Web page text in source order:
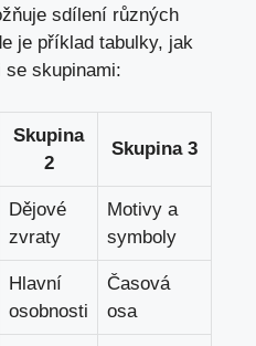
sdílení různých
je příklad tabulky, jak
se skupinami:
Skupina
2
Skupina 3
Dějové
zvraty
Motivy a
symboly
Hlavní
osobnosti
Časová
osa